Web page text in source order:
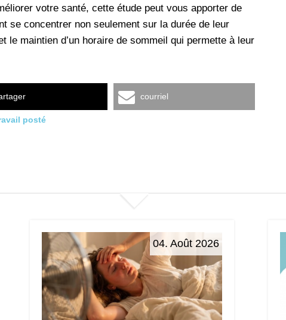
votre santé, cette étude peut vous apporter de
se concentrer non seulement sur la durée de leur
le maintien d’un horaire de sommeil qui permette à leur
courriel
posté
04. Août 2026